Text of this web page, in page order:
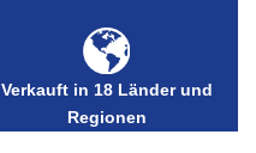
Verkauft in 18 Länder und
Regionen